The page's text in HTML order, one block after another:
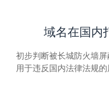
域名在国内
初步判断被长城防火墙
用于违反国内法律法规